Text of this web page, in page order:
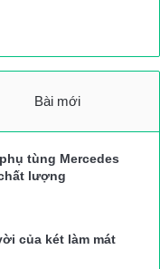
Bài mới
tùng Mercedes
lượng
của két làm mát